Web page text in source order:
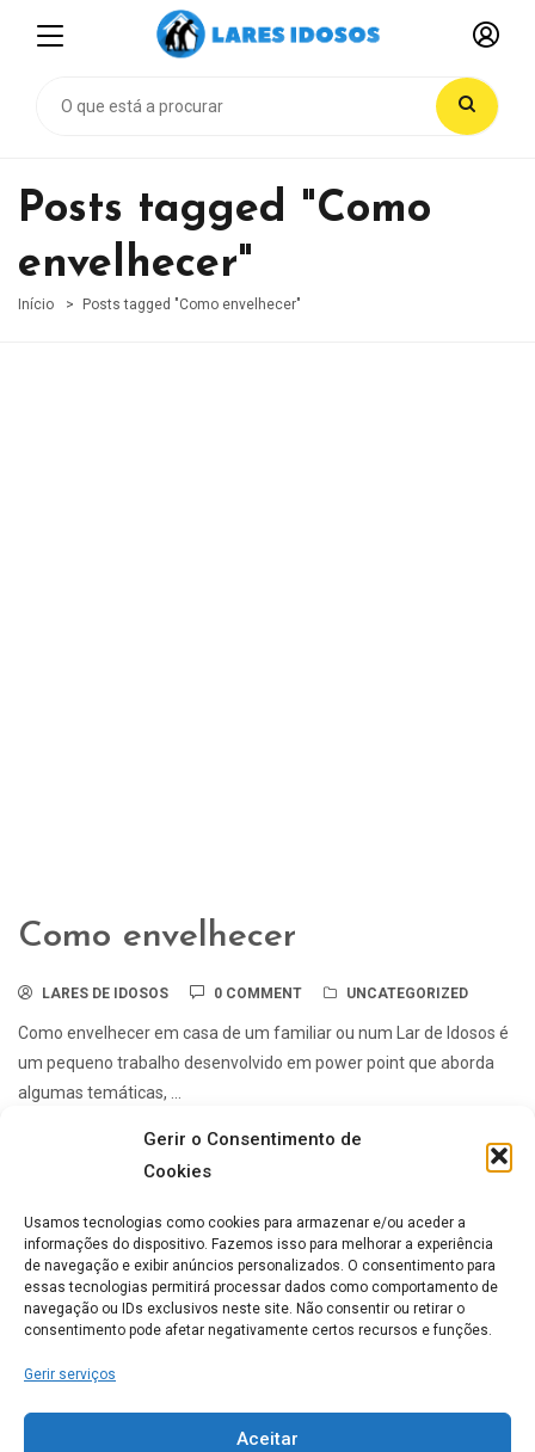
Gerir o Consentimento de
Cookies
Usamos tecnologias como cookies para armazenar e/ou aceder a
informações do dispositivo. Fazemos isso para melhorar a experiência
de navegação e exibir anúncios personalizados. O consentimento para
essas tecnologias permitirá processar dados como comportamento de
navegação ou IDs exclusivos neste site. Não consentir ou retirar o
consentimento pode afetar negativamente certos recursos e funções.
Gerir serviços
Aceitar
Posts tagged "Como
envelhecer"
Início Posts tagged "Como envelhecer"
Como envelhecer
LARES DE IDOSOS 0 COMMENT UNCATEGORIZED
Como envelhecer em casa de um familiar ou num Lar de Idosos é
um pequeno trabalho desenvolvido em power point que aborda
algumas temáticas, ...
Lares de idosos mais Populares
ERPI Horizonte Ternura
0
Casa de Repouso Chalet
Rosmaninho